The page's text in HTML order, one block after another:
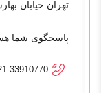
تهران خیابان
پاسخگوی شما
33910770